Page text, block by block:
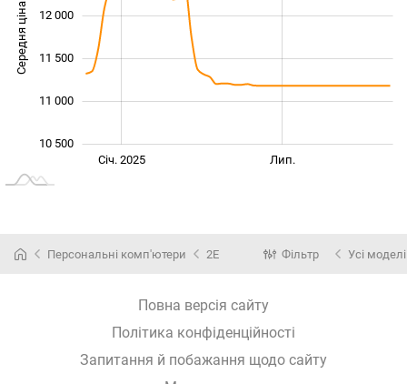
Середня ціна
10 500
11 000
11 500
12 000
Січ. 2025 Лип.
Січ. 2026
Персональні комп'ютери 2E Фільтр Усі моделі
Повна версія сайту
Політика конфіденційності
Запитання й побажання щодо сайту